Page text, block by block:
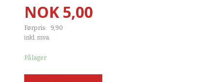
Tilbud
NOK 5,00
Førpris: 9,90
Rabatt
inkl. mva.
På lager